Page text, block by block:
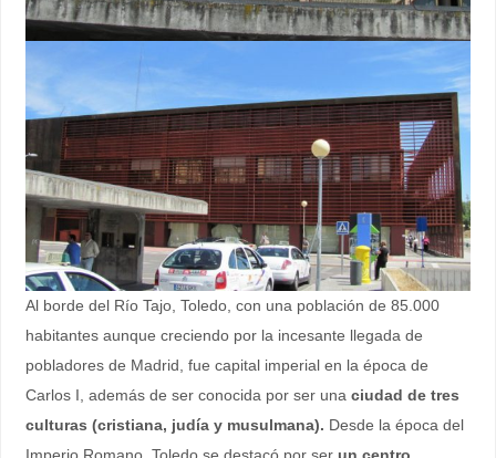
Al borde del Río Tajo, Toledo, con una población de 85.000
habitantes aunque creciendo por la incesante llegada de
pobladores de Madrid, fue capital imperial en la época de
Carlos I, además de ser conocida por ser una ciudad de tres
culturas (cristiana, judía y musulmana). Desde la época del